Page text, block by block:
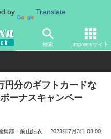
by Translate
検索 Impressサイト
道路 NEXCO
円分のギフトカードな
ーナスキャンペー
集部：前山結衣 2023年7月3日 08:00